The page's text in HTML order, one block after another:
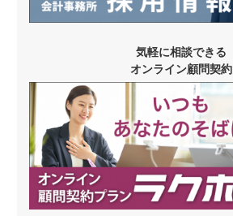
気軽に相談できる
オンライン顧問契約